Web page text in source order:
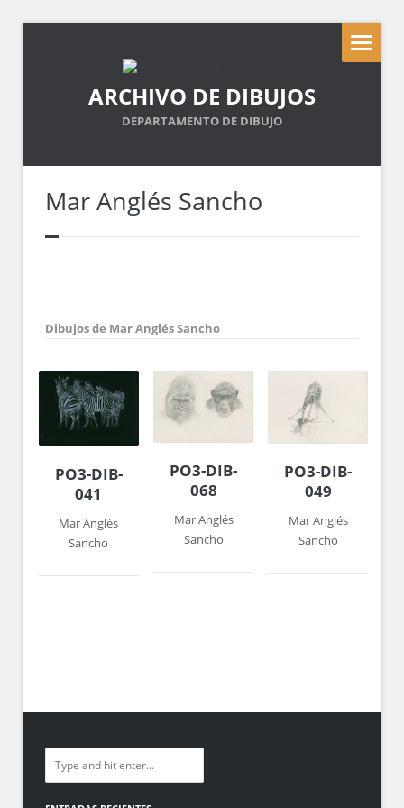
ARCHIVO DE DIBUJOS
DEPARTAMENTO DE DIBUJO
Mar Anglés Sancho
Dibujos de Mar Anglés Sancho
PO3-DIB-
041
Mar Anglés
Sancho
PO3-DIB-
068
Mar Anglés
Sancho
PO3-DIB-
049
Mar Anglés
Sancho